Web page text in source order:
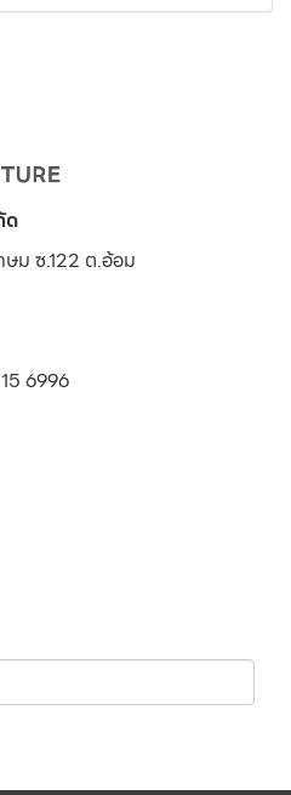
ด
ษม ซ.122 ต.อ้อม
6996